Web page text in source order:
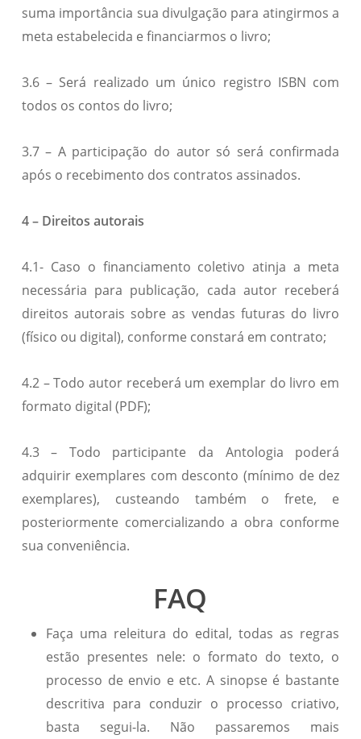
suma importância sua divulgação para atingirmos a
meta estabelecida e financiarmos o livro;
3.6 – Será realizado um único registro ISBN com
todos os contos do livro;
3.7 – A participação do autor só será confirmada
após o recebimento dos contratos assinados.
4 – Direitos autorais
4.1- Caso o financiamento coletivo atinja a meta
necessária para publicação, cada autor receberá
direitos autorais sobre as vendas futuras do livro
(físico ou digital), conforme constará em contrato;
4.2 – Todo autor receberá um exemplar do livro em
formato digital (PDF);
4.3 – Todo participante da Antologia poderá
adquirir exemplares com desconto (mínimo de dez
exemplares), custeando também o frete, e
posteriormente comercializando a obra conforme
sua conveniência.
FAQ
Faça uma releitura do edital, todas as regras
estão presentes nele: o formato do texto, o
processo de envio e etc. A sinopse é bastante
descritiva para conduzir o processo criativo,
basta segui-la. Não passaremos mais